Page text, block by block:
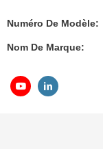
Numéro De Modèle:
Nom De Marque: